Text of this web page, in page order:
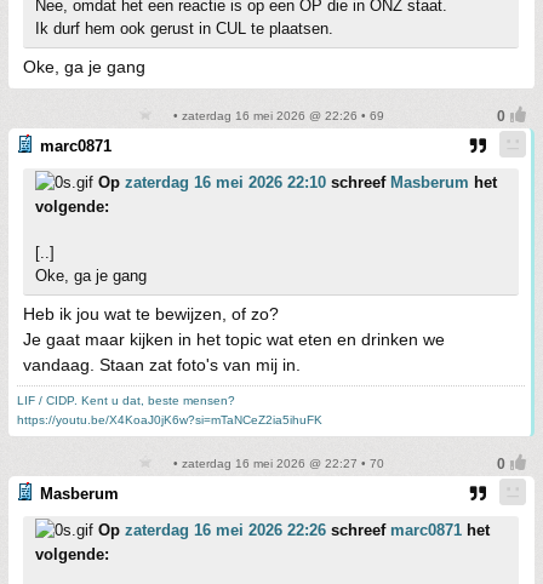
Nee, omdat het een reactie is op een OP die in ONZ staat.
Ik durf hem ook gerust in CUL te plaatsen.
Oke, ga je gang
• zaterdag 16 mei 2026 @ 22:26 • 69
marc0871
Op zaterdag 16 mei 2026 22:10 schreef Masberum het
volgende:
[..]
Oke, ga je gang
Heb ik jou wat te bewijzen, of zo?
Je gaat maar kijken in het topic wat eten en drinken we
vandaag. Staan zat foto's van mij in.
LIF / CIDP. Kent u dat, beste mensen?
https://youtu.be/X4KoaJ0jK6w?si=mTaNCeZ2ia5ihuFK
• zaterdag 16 mei 2026 @ 22:27 • 70
Masberum
Op zaterdag 16 mei 2026 22:26 schreef marc0871 het
volgende: